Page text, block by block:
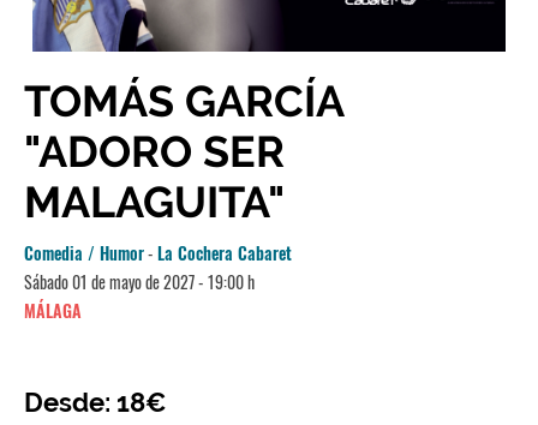
TOMÁS GARCÍA
"ADORO SER
MALAGUITA"
Comedia / Humor-La Cochera Cabaret
Sábado 01 de mayo de 2027 - 19:00 h
MÁLAGA
Desde: 18€